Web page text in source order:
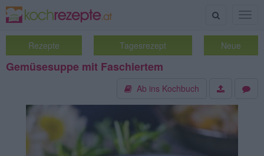
Suche
Rezepte Tagesrezept Neue
Gemüsesuppe mit Faschiertem
Ab ins Kochbuch